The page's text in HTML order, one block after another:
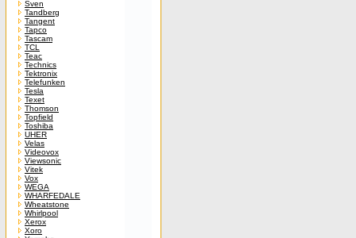
Sven
Tandberg
Tangent
Tapco
Tascam
TCL
Teac
Technics
Tektronix
Telefunken
Tesla
Texet
Thomson
Topfield
Toshiba
UHER
Velas
Videovox
Viewsonic
Vitek
Vox
WEGA
WHARFEDALE
Wheatstone
Whirlpool
Xerox
Xoro